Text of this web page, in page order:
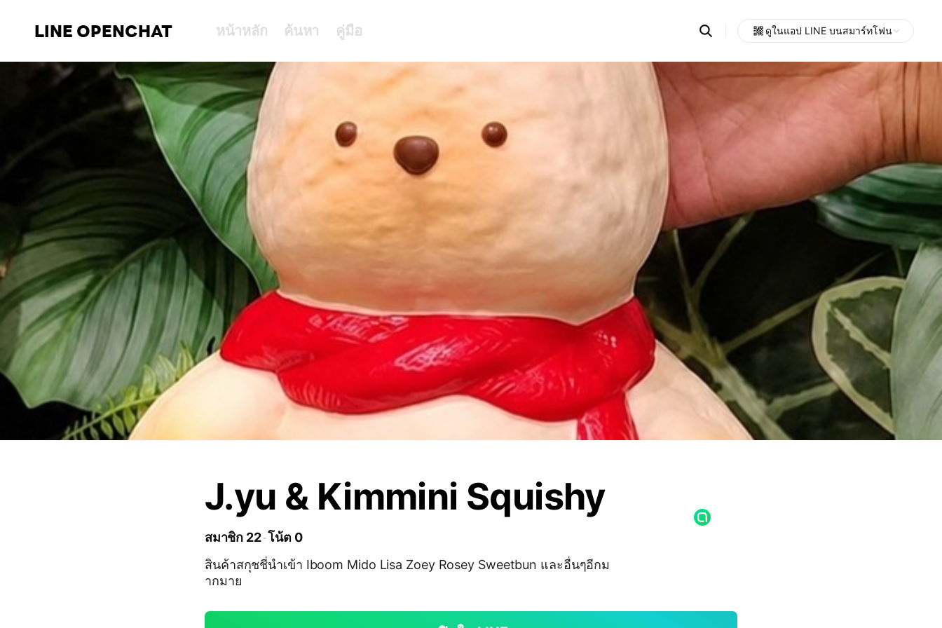
LINE OPENCHAT หน้าหลัก ค้นหา คู่มือ Search
OpenChats
messages
search
ดูในแอป LINE บนสมาร์ทโฟน
J.yu & Kimmini Squishy
สมาชิก 22 โน้ต 0
สินค้าสกุชชี่นำเข้า Iboom Mido Lisa Zoey Rosey Sweetbun และอื่นๆอีกม
ากมาย